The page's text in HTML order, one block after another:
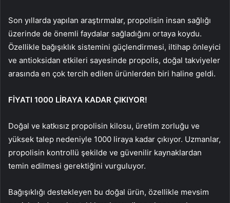
Son yıllarda yapılan araştırmalar, propolisin insan sağlığı
üzerinde de önemli faydalar sağladığını ortaya koydu.
Özellikle bağışıklık sistemini güçlendirmesi, iltihap önleyici
ve antioksidan etkileri sayesinde propolis, doğal takviyeler
arasında en çok tercih edilen ürünlerden biri haline geldi.
FİYATI 1000 LİRAYA KADAR ÇIKIYOR!
Doğal ve katkısız propolisin kilosu, üretim zorluğu ve
yüksek talep nedeniyle 1000 liraya kadar çıkıyor. Uzmanlar,
propolisin kontrollü şekilde ve güvenilir kaynaklardan
temin edilmesi gerektiğini vurguluyor.
Bağışıklığı destekleyen bu doğal ürün, özellikle mevsim